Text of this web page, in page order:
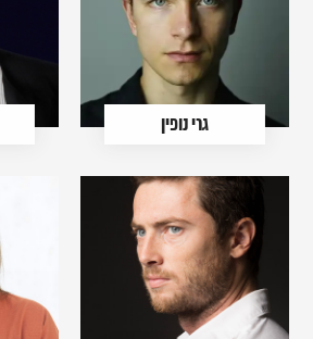
גרי נופין